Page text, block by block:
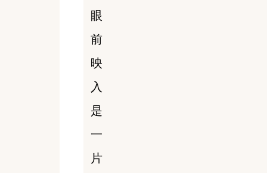
眼
前
映
入
是
一
片